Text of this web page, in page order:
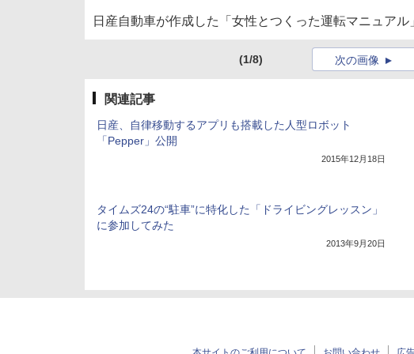
日産自動車が作成した「女性とつくった運転マニュアル
(1/8) 次の画像
関連記事
日産、自律移動するアプリも搭載した人型ロボット
「Pepper」公開
2015年12月18日
タイムズ24の“駐車”に特化した「ドライビングレッスン」
に参加してみた
2013年9月20日